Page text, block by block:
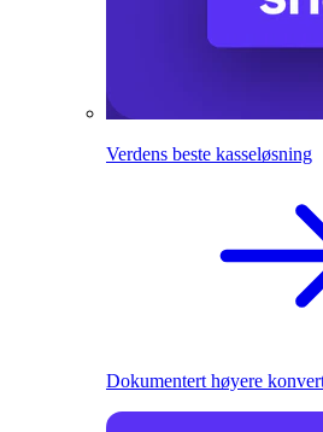
Verdens beste kasseløsning
Dokumentert høyere